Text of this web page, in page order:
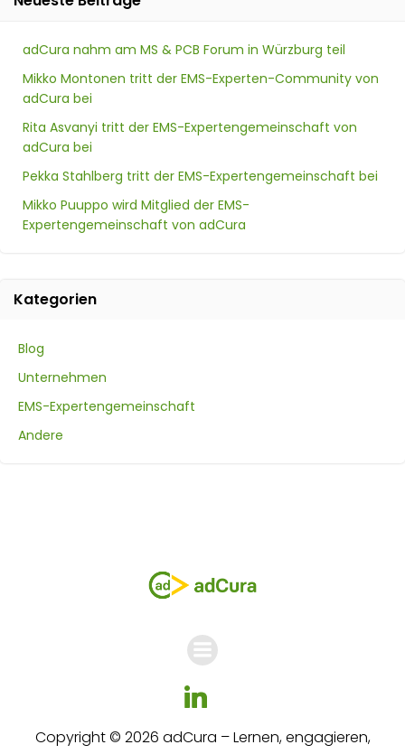
adCura nahm am MS & PCB Forum in Würzburg teil
Mikko Montonen tritt der EMS-Experten-Community von
adCura bei
Rita Asvanyi tritt der EMS-Expertengemeinschaft von
adCura bei
Pekka Stahlberg tritt der EMS-Expertengemeinschaft bei
Mikko Puuppo wird Mitglied der EMS-
Expertengemeinschaft von adCura
Kategorien
Blog
Unternehmen
EMS-Expertengemeinschaft
Andere
Copyright © 2026 adCura – Lernen, engagieren,